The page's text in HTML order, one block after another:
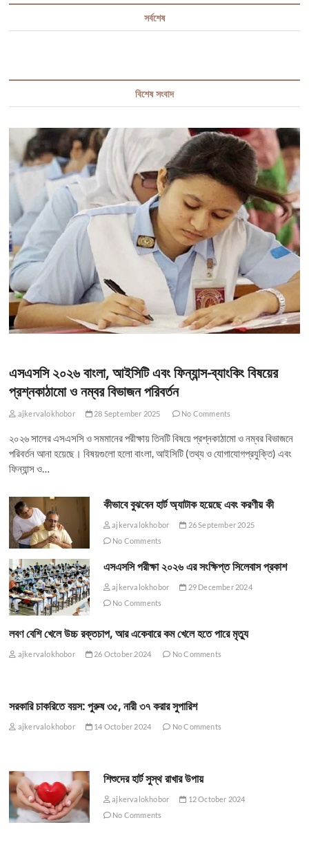
সর্বশেষ
বিশেষ সংবাদ
এসএসসি ২০২৬ বাংলা, আইসিটি এবং ফিন্যান্স-ব্যাংকিং বিষয়ের
প্রশ্নকাঠামো ও নম্বর বিভাজন পরিবর্তন
ajkervalokhobor 28 September 2025 No Comments
২০২৬ সালের এসএসসি ও সমমানের পরীক্ষায় তিনটি বিষয়ে প্রশ্নকাঠামো ও নম্বর বিভাজনে
পরিবর্তন আনা হয়েছে। বিষয়গুলো হলো বাংলা, আইসিটি (তথ্য ও যোগাযোগপ্রযুক্তি) এবং
ফিন্যান্স ও…
কীভাবে বুঝবেন হার্ট অ্যাটাক হয়েছে এবং করণীয় কী
ajkervalokhobor
26 September 2025
No Comments
এসএসসি পরীক্ষা ২০২৬ এর সংক্ষিপ্ত সিলেবাস প্রকাশ
ajkervalokhobor
29 December 2024
No Comments
লবণ বেশি খেলে উচ্চ রক্তচাপ, আর একেবারে কম খেলে হতে পারে মৃত্যু
ajkervalokhobor 26 October 2024 No Comments
সরকারি চাকরিতে বয়স: পুরুষ ৩৫, নারী ৩৭ করার সুপারিশ
ajkervalokhobor 14 October 2024 No Comments
শিশুদের হার্ট সুস্থ রাখার উপায়
ajkervalokhobor
12 October 2024
No Comments